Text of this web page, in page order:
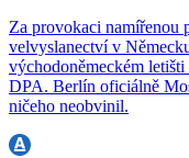
Za provokaci namířenou
velvyslanectví v
východoněmeckém
DPA. Berlín oficiálně
ničeho neobvinil.